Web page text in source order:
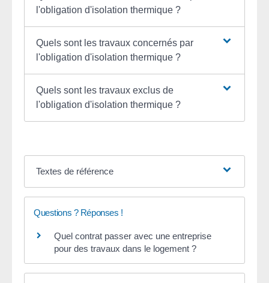
l'obligation d'isolation thermique ?
Quels sont les travaux concernés par
l'obligation d'isolation thermique ?
Quels sont les travaux exclus de
l'obligation d'isolation thermique ?
Textes de référence
Questions ? Réponses !
Quel contrat passer avec une entreprise
pour des travaux dans le logement ?